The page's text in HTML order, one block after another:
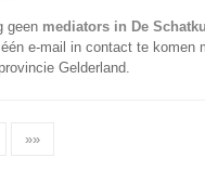
geen mediators in De
e-mail in contact te komen
Gelderland.
»»